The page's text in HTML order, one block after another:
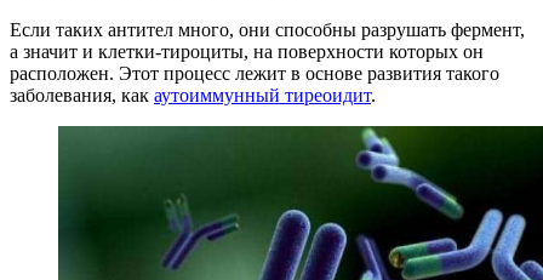
Если таких антител много, они способны разрушать фермент,
а значит и клетки-тироциты, на поверхности которых он
расположен. Этот процесс лежит в основе развития такого
заболевания, как аутоиммунный тиреоидит.